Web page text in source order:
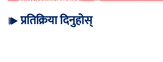
प्रतिक्रिया दिनुहोस्